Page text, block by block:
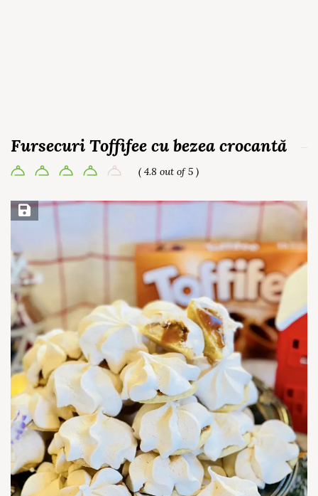
Fursecuri Toffifee cu bezea crocantă
( 4.8 out of 5 )
Save Recipe